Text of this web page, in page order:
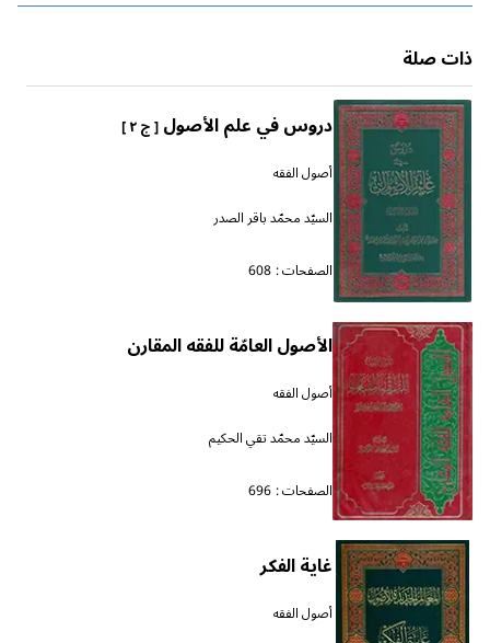
ذات صلة
دروس في علم الأصول[ ج ٢ ]
أصول الفقه
السيّد محمّد باقر الصدر
الصفحات : 608
الأصول العامّة للفقه المقارن
أصول الفقه
السيّد محمّد تقي الحكيم
الصفحات : 696
غاية الفكر
أصول الفقه